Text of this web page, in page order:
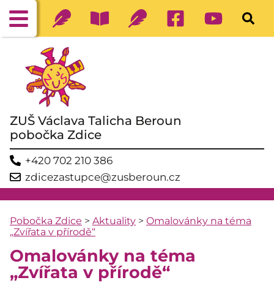
ZUŠ Václava Talicha Beroun
pobočka Zdice
+420 702 210 386
zdicezastupce@zusberoun.cz
Pobočka Zdice > Aktuality > Omalovánky na téma
„Zvířata v přírodě“
Omalovánky na téma
„Zvířata v přírodě“